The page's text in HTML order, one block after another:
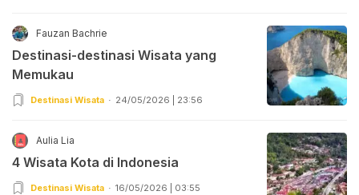
Fauzan Bachrie
Destinasi-destinasi Wisata yang
Memukau
Destinasi Wisata 24/05/2026 | 23:56
Aulia Lia
4 Wisata Kota di Indonesia
Destinasi Wisata 16/05/2026 | 03:55